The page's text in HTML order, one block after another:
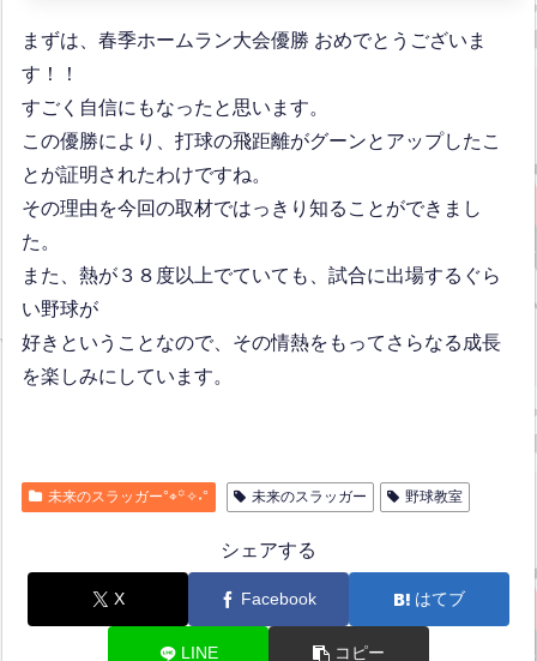
まずは、春季ホームラン大会優勝 おめでとうございま
す！！
すごく自信にもなったと思います。
この優勝により、打球の飛距離がグーンとアップしたこ
とが証明されたわけですね。
その理由を今回の取材ではっきり知ることができまし
た。
また、熱が３８度以上でていても、試合に出場するぐら
い野球が
好きということなので、その情熱をもってさらなる成長
を楽しみにしています。
未来のスラッガー°⌖꙳✧˖° 未来のスラッガー 野球教室
シェアする
X Facebook はてブ
LINE コピー